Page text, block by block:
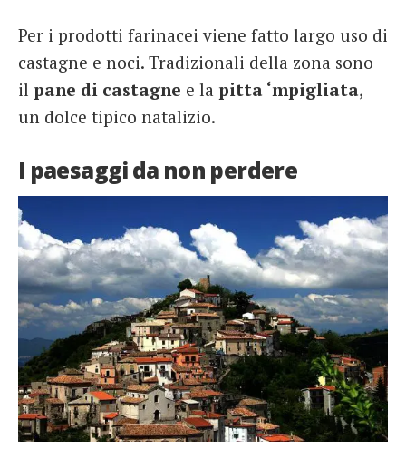
Per i prodotti farinacei viene fatto largo uso di
castagne e noci. Tradizionali della zona sono
il pane di castagne e la pitta ‘mpigliata,
un dolce tipico natalizio.
I paesaggi da non perdere